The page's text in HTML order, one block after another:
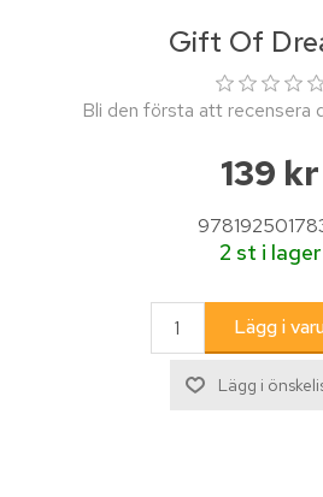
Gift Of
Bli den första att recensera
139 kr
2 st i lager